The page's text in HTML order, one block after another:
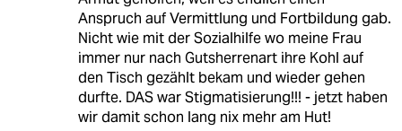
Anspruch auf Vermittlung und Fortbildung gab.
Nicht wie mit der Sozialhilfe wo meine Frau
immer nur nach Gutsherrenart ihre Kohl auf
den Tisch gezählt bekam und wieder gehen
durfte. DAS war Stigmatisierung!!! - jetzt haben
wir damit schon lang nix mehr am Hut!